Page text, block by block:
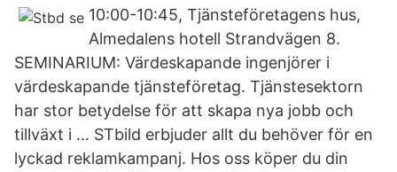
10:00-10:45, Tjänste­företagens hus,
Almedalens hotell Strandvägen 8.
SEMINARIUM: Värdeskapande ingenjörer i
värdeskapande tjänste­företag. Tjänstesektorn
har stor betydelse för att skapa nya jobb och
tillväxt i … STbild erbjuder allt du behöver för en
lyckad reklamkampanj. Hos oss köper du din